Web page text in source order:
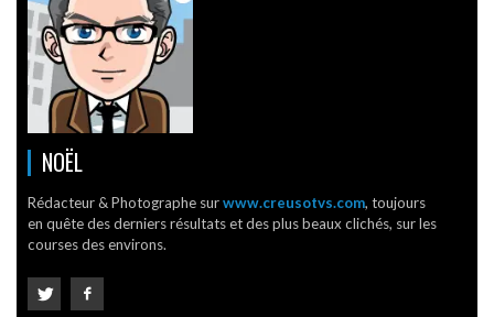
NOËL
Rédacteur & Photographe surwww.creusotvs.com, toujours
en quête des derniers résultats et des plus beaux clichés, sur les
courses des environs.